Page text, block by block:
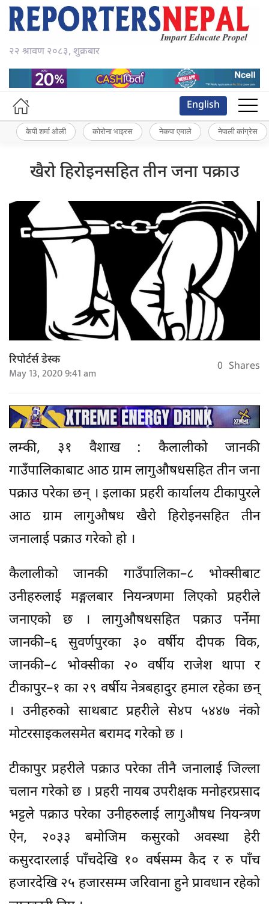
२२ श्रावण २०८३, शुक्रबार
English
केपी शर्मा ओली कोरोना भाइरस नेकपा एमाले नेपाली कांग्रेस
खैरो हिरोइनसहित तीन जना पक्राउ
रिपोर्टर्स डेस्क
May 13, 2020 9:41 am 0 Shares
लम्की, ३१ वैशाख : कैलालीको जानकी
गाउँपालिकाबाट आठ ग्राम लागुऔषधसहित तीन जना
पक्राउ परेका छन् । इलाका प्रहरी कार्यालय टीकापुरले
आठ ग्राम लागुऔषध खैरो हिरोइनसहित तीन
जनालाई पक्राउ गरेको हो ।
कैलालीको जानकी गाउँपालिका–८ भोक्सीबाट
उनीहरुलाई मङ्गलबार नियन्त्रणमा लिएको प्रहरीले
जनाएको छ । लागुऔषधसहित पक्राउ पर्नेमा
जानकी–६ सुवर्णपुरका ३० वर्षीय दीपक विक,
जानकी–८ भोक्सीका २० वर्षीय राजेश थापा र
टीकापुर–१ का २९ वर्षीय नेत्रबहादुर हमाल रहेका छन्
। उनीहरुको साथबाट प्रहरीले से४प ५४४७ नंको
मोटरसाइकलसमेत बरामद गरेको छ ।
टीकापुर प्रहरीले पक्राउ परेका तीनै जनालाई जिल्ला
चलान गरेको छ । प्रहरी नायब उपरीक्षक मनोहरप्रसाद
भट्टले पक्राउ परेका उनीहरुलाई लागुऔषध नियन्त्रण
ऐन, २०३३ बमोजिम कसुरको अवस्था हेरी
कसुरदारलाई पाँचदेखि १० वर्षसम्म कैद र रु पाँच
हजारदेखि २५ हजारसम्म जरिवाना हुने प्रावधान रहेको